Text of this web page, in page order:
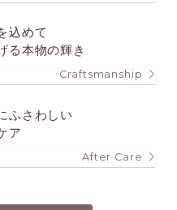
込めて
る本物の輝き
Craftsmanship
ふさわしい
ア
After Care